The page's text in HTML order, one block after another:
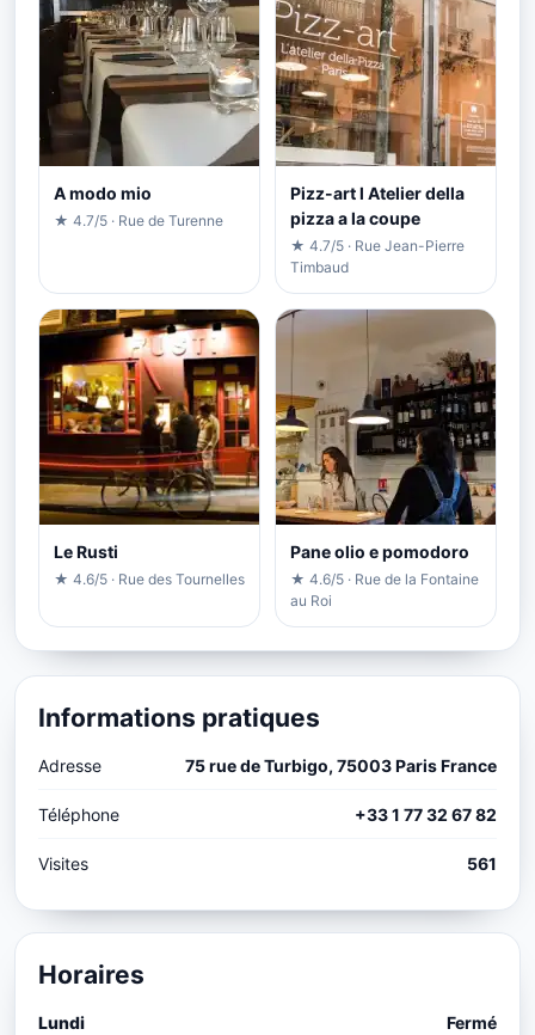
A modo mio
★ 4.7/5 · Rue de Turenne
Pizz-art l Atelier della
pizza a la coupe
★ 4.7/5 · Rue Jean-Pierre
Timbaud
Le Rusti
★ 4.6/5 · Rue des Tournelles
Pane olio e pomodoro
★ 4.6/5 · Rue de la Fontaine
au Roi
Informations pratiques
Adresse 75 rue de Turbigo, 75003 Paris France
Téléphone +33 1 77 32 67 82
Visites 561
Horaires
Lundi Fermé